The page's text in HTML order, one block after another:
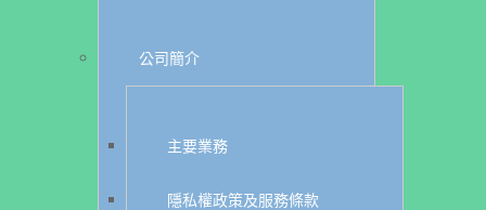
公司簡介
主要業務
隱私權政策及服務條款